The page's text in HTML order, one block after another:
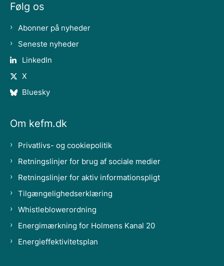
Følg os
Abonner på nyheder
Seneste nyheder
LinkedIn
X
Bluesky
Om kefm.dk
Privatlivs- og cookiepolitik
Retningslinjer for brug af sociale medier
Retningslinjer for aktiv informationspligt
Tilgængelighedserklæring
Whistleblowerordning
Energimærkning for Holmens Kanal 20
Energieffektivitetsplan